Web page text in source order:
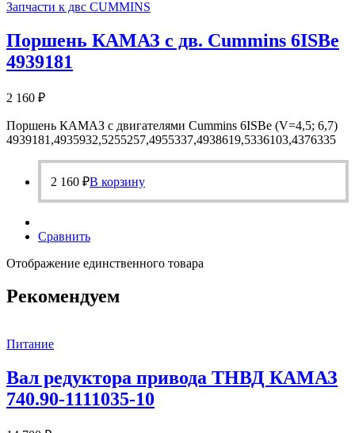
Запчасти к двс CUMMINS
Поршень КАМАЗ с дв. Cummins 6ISBe
4939181
2 160 ₽
Поршень КАМАЗ с двигателями Cummins 6ISBe (V=4,5; 6,7)
4939181,4935932,5255257,4955337,4938619,5336103,4376335
2 160 ₽В корзину
Сравнить
Отображение единственного товара
Рекомендуем
Питание
Вал редуктора привода ТНВД КАМАЗ
740.90-1111035-10